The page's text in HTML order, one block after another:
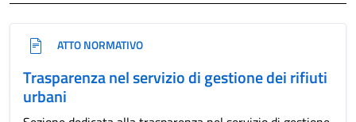
ATTO NORMATIVO
Trasparenza nel servizio di gestione dei rifiuti
urbani